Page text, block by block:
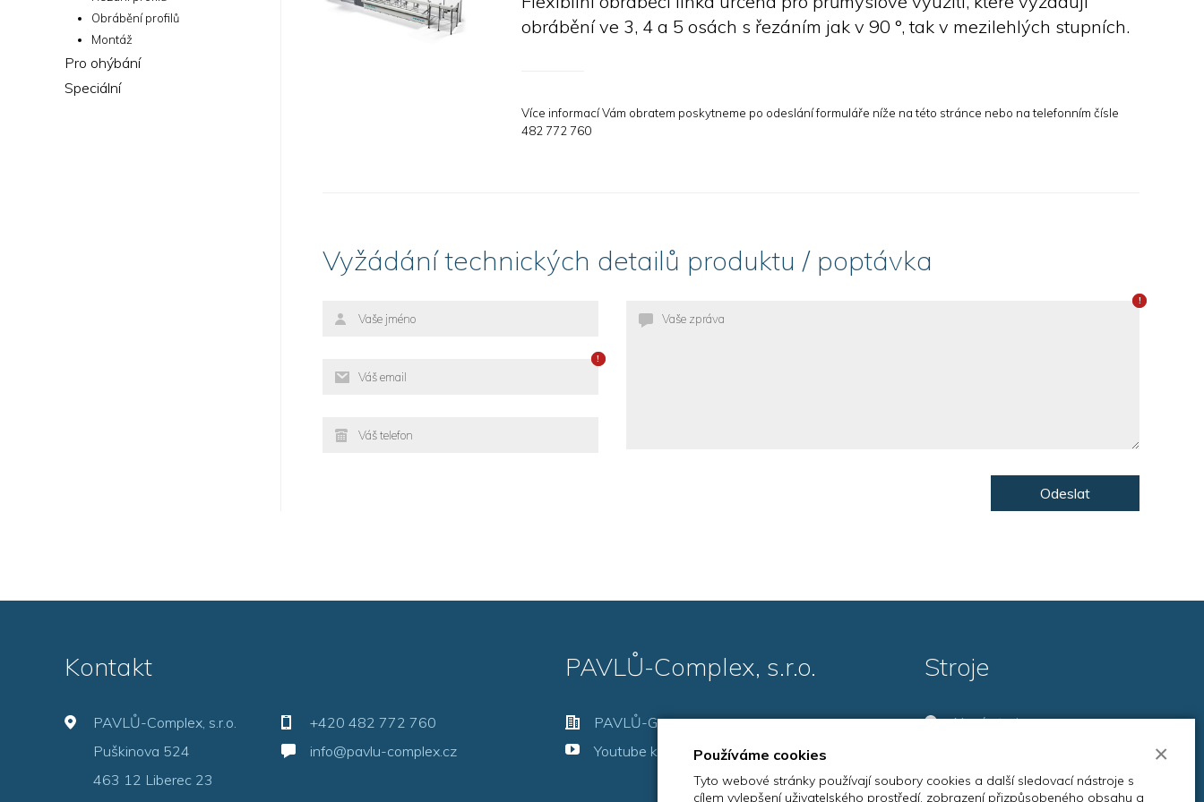
Montáž kování
Obrábění profilů
Montáž
Pro ohýbání
Speciální
obrábění ve 3, 4 a 5 osách s řezáním jak v 90 °, tak v mezilehlých stupních.
Více informací Vám obratem poskytneme po odeslání formuláře níže na této stránce nebo na telefonním čísle
482 772 760
Vyžádání technických detailů produktu / poptávka
Odeslat
Kontakt
PAVLŮ-Complex, s.r.o.
Puškinova 524
463 12 Liberec 23
+420 482 772 760
info@pavlu-complex.cz
PAVLŮ-Complex, s.r.o.
PAVLŮ-Group, s.r.o.
Youtube kanál
Stroje
Nové stroje
Servis
Používáme cookies
Tyto webové stránky používají soubory cookies a další sledovací nástroje s
cílem vylepšení uživatelského prostředí, zobrazení přizpůsobeného obsahu a
×